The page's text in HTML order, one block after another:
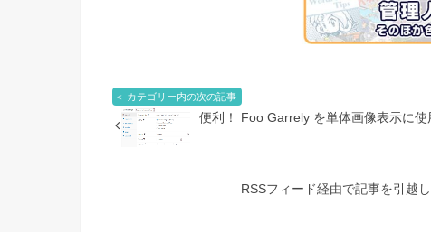
＜ カテゴリー内の次の記事
便利！ Foo Garrely を単体画像表示に使
RSSフィード経由で記事を引越